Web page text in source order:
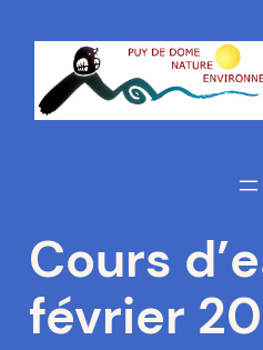
contenu
Cours
février